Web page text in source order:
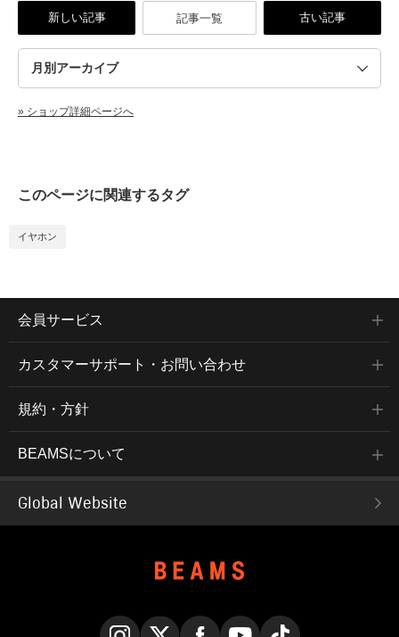
新しい記事 記事一覧 古い記事
» ショップ詳細ページへ
このページに関連するタグ
イヤホン
会員サービス
カスタマーサポート・お問い合わせ
規約・方針
BEAMSについて
Global Website